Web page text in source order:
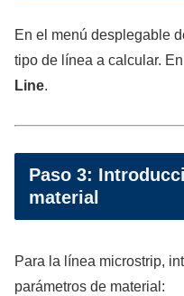
En el menú desplegable
tipo de línea a calcular.
Line.
Paso 3:
material
Para la línea microstrip,
parámetros de material: